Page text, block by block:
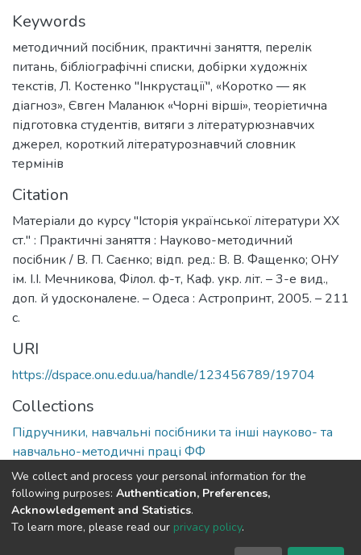
Keywords
методичний посібник, практичні заняття, перелік
питань, бібліографічні списки, добірки художніх
текстів, Л. Костенко "Інкрустації", «Коротко — як
діагноз», Євген Маланюк «Чорні вірші», теоріетична
підготовка студентів, витяги з літературюзнавчих
джерел, короткий літературознавчий словник
термінів
Citation
Матеріали до курсу "Історія української літератури ХХ
ст." : Практичні заняття : Науково-методичний
посібник / В. П. Саєнко; відп. ред.: В. В. Фащенко; ОНУ
ім. І.І. Мечникова, Філол. ф-т, Каф. укр. літ. – 3-е вид.,
доп. й удосконалене. – Одеса : Астропринт, 2005. – 211
с.
URI
https://dspace.onu.edu.ua/handle/123456789/19704
Collections
Підручники, навчальні посібники та інші науково- та
навчально-методичні праці ФФ
Full item page
DSpace software copyright © 2009-2026
We collect and process your personal information for the
following purposes: Authentication, Preferences,
Acknowledgement and Statistics.
To learn more, please read our privacy policy.